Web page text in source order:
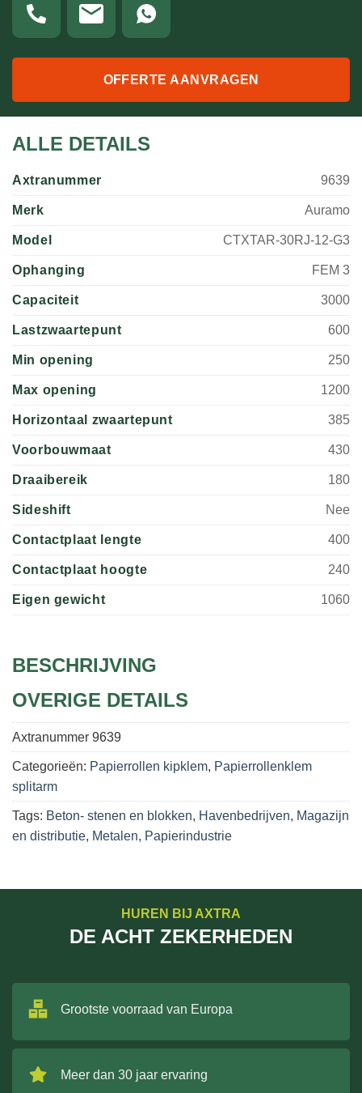
OFFERTE AANVRAGEN
ALLE DETAILS
Axtranummer 9639
Merk Auramo
Model CTXTAR-30RJ-12-G3
Ophanging FEM 3
Capaciteit 3000
Lastzwaartepunt 600
Min opening 250
Max opening 1200
Horizontaal zwaartepunt 385
Voorbouwmaat 430
Draaibereik 180
Sideshift Nee
Contactplaat lengte 400
Contactplaat hoogte 240
Eigen gewicht 1060
BESCHRIJVING
OVERIGE DETAILS
Axtranummer 9639
Categorieën: Papierrollen kipklem, Papierrollenklem
splitarm
Tags: Beton- stenen en blokken, Havenbedrijven, Magazijn
en distributie, Metalen, Papierindustrie
HUREN BIJ AXTRA
DE ACHT ZEKERHEDEN
Grootste voorraad van Europa
Meer dan 30 jaar ervaring